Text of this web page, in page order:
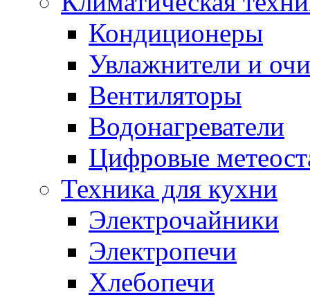
Кондиционеры
Увлажнители и
Вентиляторы
Водонагреватели
Цифровые
Техника для кухни
Электрочайники
Электропечи
Хлебопечи